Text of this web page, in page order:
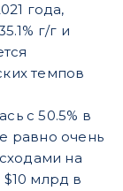
года,
г/г и
темпов
с 50.5% в
равно очень
на
млрд в